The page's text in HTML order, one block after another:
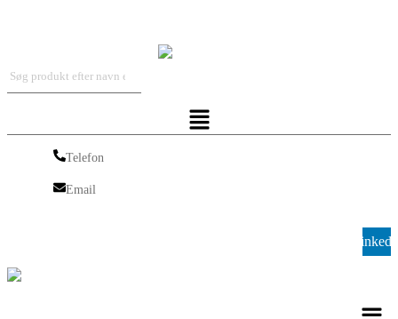
Menu
Telefon
Email
Menu